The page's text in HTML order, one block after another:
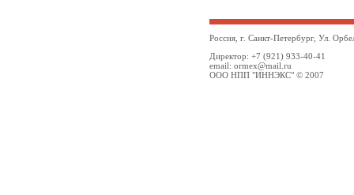
Россия, г. Санкт-Петербург, Ул.
Директор: +7 (921) 933-40-41
email: ormex@mail.ru
ООО НПП "ИННЭКС" © 2007